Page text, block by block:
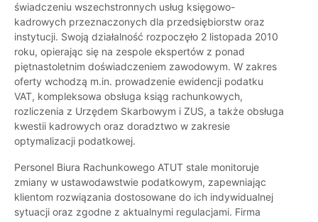
świadczeniu wszechstronnych usług księgowo-
kadrowych przeznaczonych dla przedsiębiorstw oraz
instytucji. Swoją działalność rozpoczęło 2 listopada 2010
roku, opierając się na zespole ekspertów z ponad
piętnastoletnim doświadczeniem zawodowym. W zakres
oferty wchodzą m.in. prowadzenie ewidencji podatku
VAT, kompleksowa obsługa ksiąg rachunkowych,
rozliczenia z Urzędem Skarbowym i ZUS, a także obsługa
kwestii kadrowych oraz doradztwo w zakresie
optymalizacji podatkowej.
Personel Biura Rachunkowego ATUT stale monitoruje
zmiany w ustawodawstwie podatkowym, zapewniając
klientom rozwiązania dostosowane do ich indywidualnej
sytuacji oraz zgodne z aktualnymi regulacjami. Firma